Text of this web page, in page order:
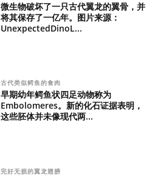
微生物破坏了一只古代翼龙的翼骨，并
将其保存了一亿年。图片来源：
UnexpectedDinoL...
古代类似鳄鱼的食肉
早期幼年鳄鱼状四足动物称为
Embolomeres。新的化石证据表明，
这些胚体并未像现代两...
完好无损的翼龙翅膀